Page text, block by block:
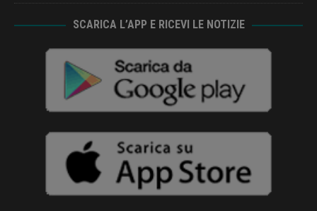
SCARICA L’APP E RICEVI LE NOTIZIE